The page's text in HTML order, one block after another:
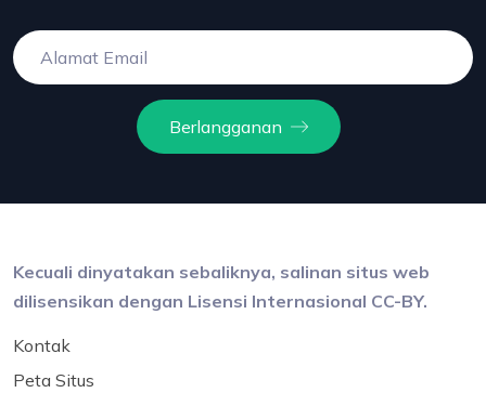
Berlangganan
Kecuali dinyatakan sebaliknya, salinan situs web
dilisensikan dengan Lisensi Internasional CC-BY.
Kontak
Peta Situs